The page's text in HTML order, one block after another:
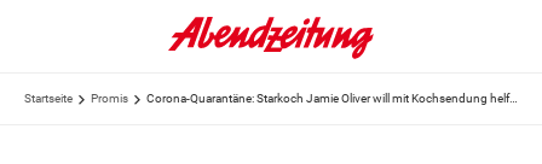
Startseite Promis Corona-Quarantäne: Starkoch Jamie Oliver will mit Kochsendung helfen